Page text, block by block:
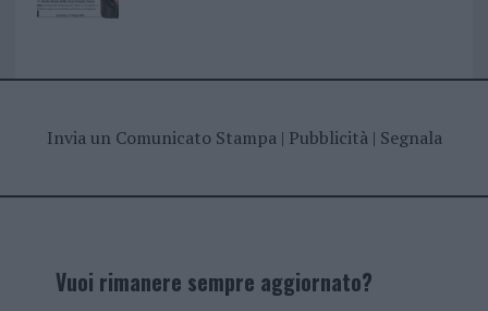
Invia un Comunicato Stampa| Pubblicità| Segnala
Vuoi rimanere sempre aggiornato?